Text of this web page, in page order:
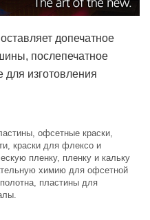
допечатное
послепечатное
для изготовления
офсетные краски,
краски для флексо и
пленку, пленку и кальку
химию для офсетной
пластины для